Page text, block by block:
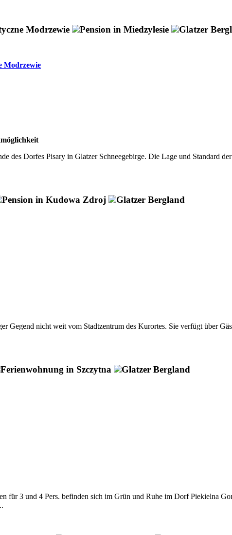
Modrzewie Pension in Miedzylesie Glatzer
Modrzewie
des Dorfes Pisary in Glatzer Schneegebirge. Die Lage und
Pension in Kudowa Zdroj Glatzer Bergland
Gegend nicht weit vom Stadtzentrum des Kurortes. Sie verfügt über
Ferienwohnung in Szczytna Glatzer Bergland
für 3 und 4 Pers. befinden sich im Grün und Ruhe im Dorf Piekielna